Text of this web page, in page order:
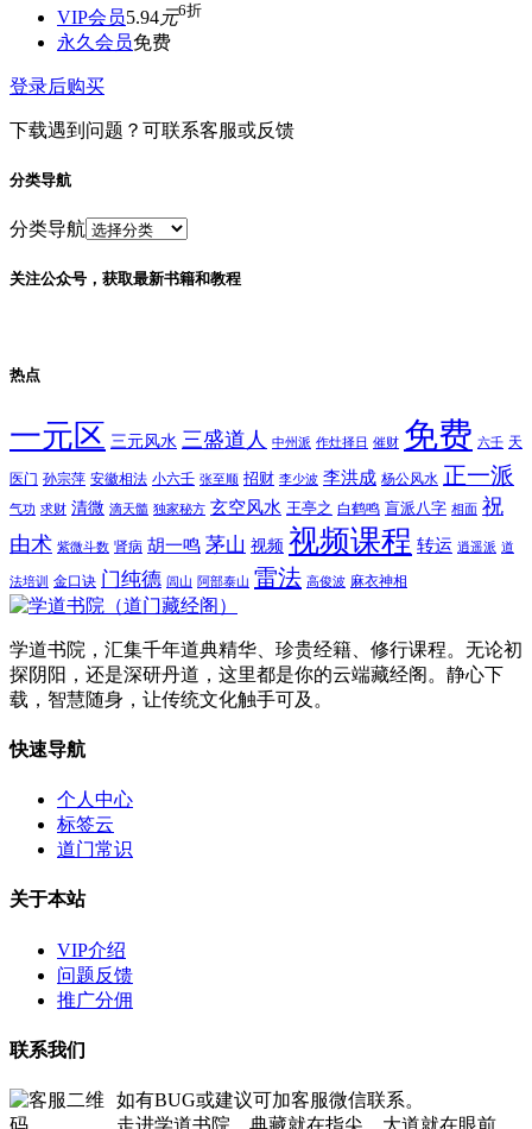
VIP会员5.94元6折
永久会员免费
登录后购买
下载遇到问题？可联系客服或反馈
分类导航
分类导航
关注公众号，获取最新书籍和教程
热点
一元区 三元风水 三盛道人 中州派 作灶择日 催财 免费 六壬 天
医门 孙宗萍 安徽相法 小六壬 张至顺 招财 李少波 李洪成 杨公风水 正一派
气功 求财 清微 滴天髓 独家秘方 玄空风水 王亭之 白鹤鸣 盲派八字 相面 祝
由术 紫微斗数 肾病 胡一鸣 茅山 视频 视频课程 转运 逍遥派 道
法培训 金口诀 门纯德 闾山 阿部泰山 雷法 高俊波 麻衣神相
学道书院，汇集千年道典精华、珍贵经籍、修行课程。无论初
探阴阳，还是深研丹道，这里都是你的云端藏经阁。静心下
载，智慧随身，让传统文化触手可及。
快速导航
个人中心
标签云
道门常识
关于本站
VIP介绍
问题反馈
推广分佣
联系我们
如有BUG或建议可加客服微信联系。